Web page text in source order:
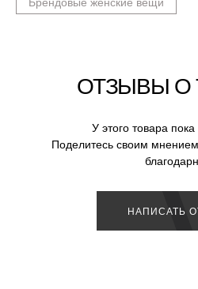
ОТЗЫВЫ О
У этого товара
Поделитесь своим
НАПИСАТЬ